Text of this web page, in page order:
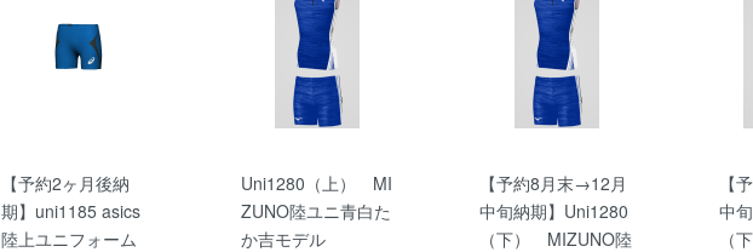
【予約2ヶ月後納
期】uni1185 asics
陸上ユニフォーム
Uni1280（上） MI
ZUNO陸ユニ青白た
か吉モデル
【予約8月末→12月
中旬納期】Uni1280
（下） MIZUNO陸
【
中
（